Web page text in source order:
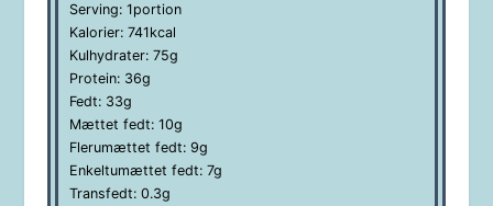
Serving: 1portion
Kalorier: 741kcal
Kulhydrater: 75g
Protein: 36g
Fedt: 33g
Mættet fedt: 10g
Flerumættet fedt: 9g
Enkeltumættet fedt: 7g
Transfedt: 0.3g